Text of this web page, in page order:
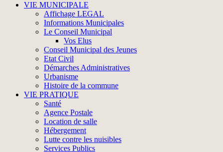
VIE MUNICIPALE
Affichage LEGAL
Informations Municipales
Le Conseil Municipal
Vos Elus
Conseil Municipal des Jeunes
Etat Civil
Démarches Administratives
Urbanisme
Histoire de la commune
VIE PRATIQUE
Santé
Agence Postale
Location de salle
Hébergement
Lutte contre les nuisibles
Services Publics